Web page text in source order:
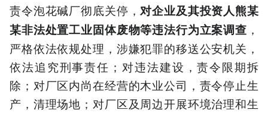
责令泡花碱厂彻底关停， 对企业及其投资人熊某
某非法处置工业固体废物等违法行为立案调查 ，
严格依法依规处理，涉嫌犯罪的移送公安机关，
依法追究刑事责任；对违法建设，责令限期拆
除；对厂区内尚在经营的木业公司，责令停止生
产，清理场地；对厂区及周边开展环境治理和生